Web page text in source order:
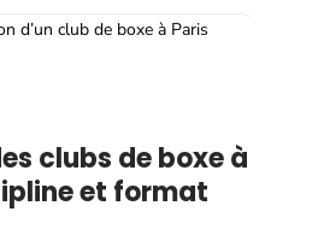
d’un club de boxe à Paris
clubs de boxe à
et format